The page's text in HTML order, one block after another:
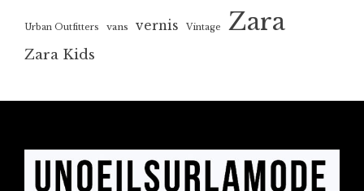
Urban Outfitters vans vernis Vintage Zara
Zara Kids